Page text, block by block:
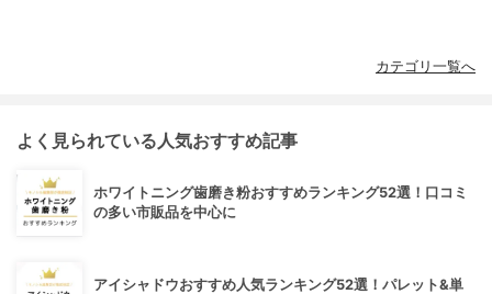
カテゴリ一覧へ
よく見られている人気おすすめ記事
ホワイトニング歯磨き粉おすすめランキング52選！口コミ
の多い市販品を中心に
アイシャドウおすすめ人気ランキング52選！パレット&単